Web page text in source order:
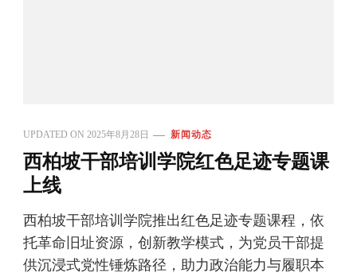
UPDATED ON 2025年8月28日 新闻动态
西柏坡干部培训学院红色足迹专题课
上线
西柏坡干部培训学院推出红色足迹专题课程，依
托革命旧址资源，创新教学模式，为党员干部提
供沉浸式党性锤炼路径，助力政治能力与履职本